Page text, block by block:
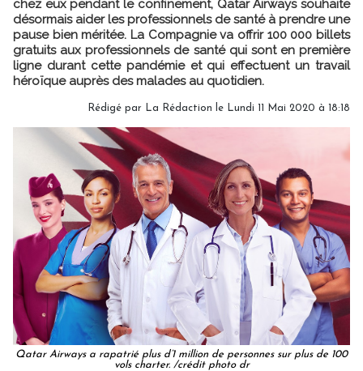
chez eux pendant le confinement, Qatar Airways souhaite
désormais aider les professionnels de santé à prendre une
pause bien méritée. La Compagnie va offrir 100 000 billets
gratuits aux professionnels de santé qui sont en première
ligne durant cette pandémie et qui effectuent un travail
héroïque auprès des malades au quotidien.
Rédigé par La Rédaction le Lundi 11 Mai 2020 à 18:18
Qatar Airways a rapatrié plus d’1 million de personnes sur plus de 100
vols charter. /crédit photo dr